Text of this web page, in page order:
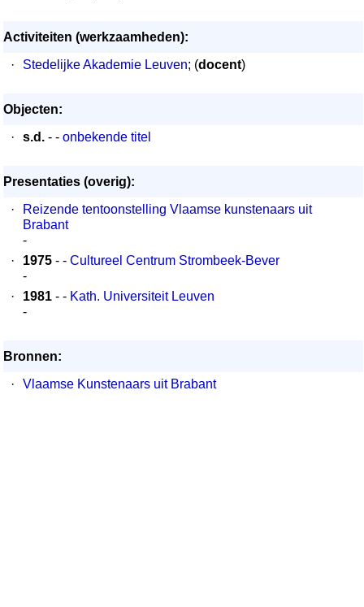
Activiteiten (werkzaamheden):
·
Stedelijke Akademie Leuven; (docent)
Objecten:
·
s.d. - - onbekende titel
Presentaties (overig):
·
Reizende tentoonstelling Vlaamse kunstenaars uit
Brabant
-
·
1975 - - Cultureel Centrum Strombeek-Bever
-
·
1981 - - Kath. Universiteit Leuven
-
Bronnen:
·
Vlaamse Kunstenaars uit Brabant